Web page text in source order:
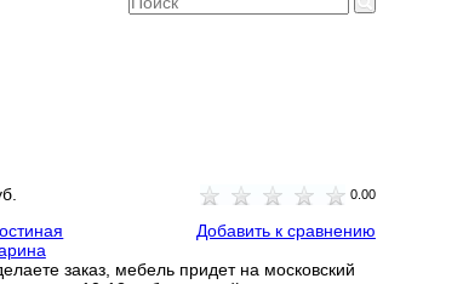
0.00
Добавить к сравнению
заказ, мебель придет на московский